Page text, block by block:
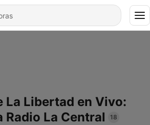
La Libertad en Vivo:
Radio La Central
18